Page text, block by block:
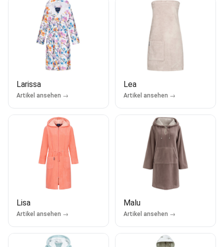
Larissa
Artikel ansehen →
Lea
Artikel ansehen →
Lisa
Artikel ansehen →
Malu
Artikel ansehen →